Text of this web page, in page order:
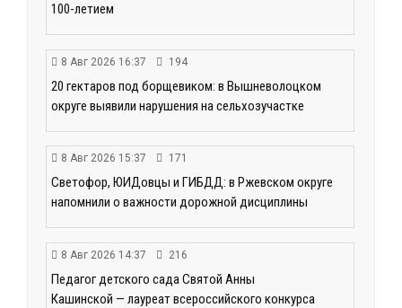
100-летием
8 Авг 2026 16:37 194
20 гектаров под борщевиком: в Вышневолоцком
округе выявили нарушения на сельхозучастке
8 Авг 2026 15:37 171
Светофор, ЮИДовцы и ГИБДД: в Ржевском округе
напомнили о важности дорожной дисциплины
8 Авг 2026 14:37 216
Педагог детского сада Святой Анны
Кашинской — лауреат всероссийского конкурса